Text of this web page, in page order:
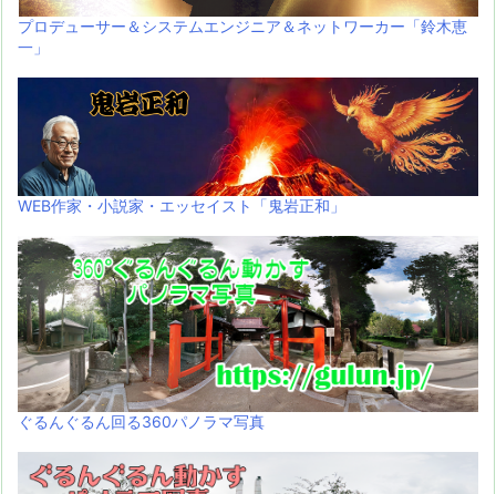
プロデューサー＆システムエンジニア＆ネットワーカー「鈴木恵
一」
WEB作家・小説家・エッセイスト「鬼岩正和」
ぐるんぐるん回る360パノラマ写真